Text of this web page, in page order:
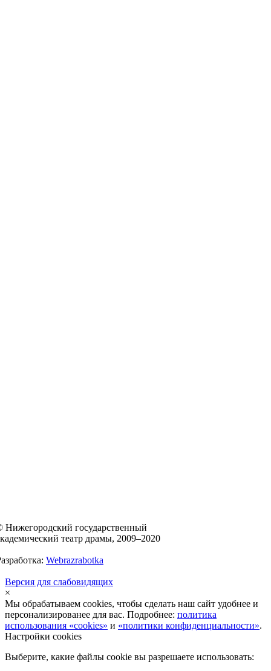
Нижегородский государственный
театр драмы, 2009–2020
Webrazrabotka
Версия для слабовидящих
×
Мы обрабатываем cookies, чтобы сделать наш сайт удобнее и
персонализированее для вас. Подробнее: политика
использования «cookies» и «политики конфиденциальности».
Настройки cookies
Выберите, какие файлы cookie вы разрешаете использовать: